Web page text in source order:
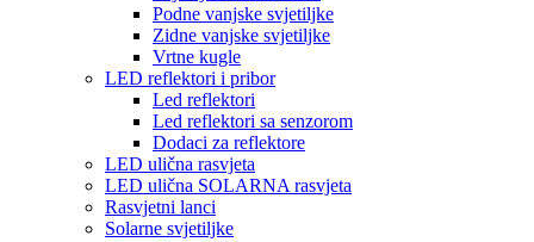
Podne vanjske svjetiljke
Zidne vanjske svjetiljke
Vrtne kugle
LED reflektori i pribor
Led reflektori
Led reflektori sa senzorom
Dodaci za reflektore
LED ulična rasvjeta
LED ulična SOLARNA rasvjeta
Rasvjetni lanci
Solarne svjetiljke